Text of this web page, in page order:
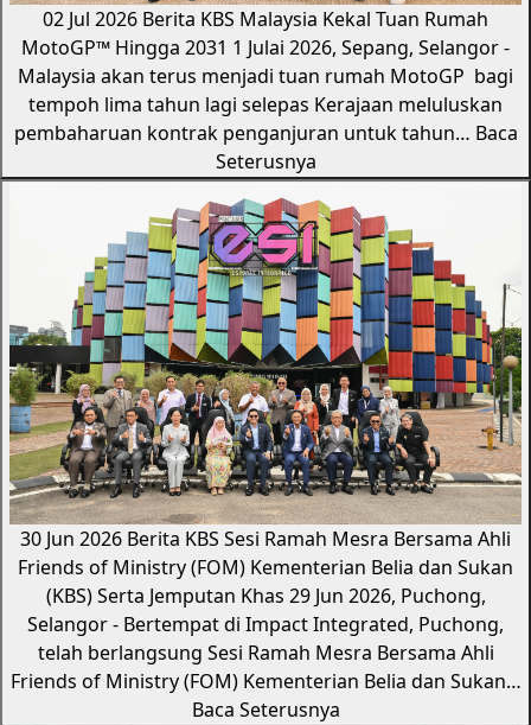
02 Jul 2026 Berita KBS Malaysia Kekal Tuan Rumah
MotoGP™️ Hingga 2031 1 Julai 2026, Sepang, Selangor -
Malaysia akan terus menjadi tuan rumah MotoGP bagi
tempoh lima tahun lagi selepas Kerajaan meluluskan
pembaharuan kontrak penganjuran untuk tahun… Baca
Seterusnya
30 Jun 2026 Berita KBS Sesi Ramah Mesra Bersama Ahli
Friends of Ministry (FOM) Kementerian Belia dan Sukan
(KBS) Serta Jemputan Khas 29 Jun 2026, Puchong,
Selangor - Bertempat di Impact Integrated, Puchong,
telah berlangsung Sesi Ramah Mesra Bersama Ahli
Friends of Ministry (FOM) Kementerian Belia dan Sukan…
Baca Seterusnya